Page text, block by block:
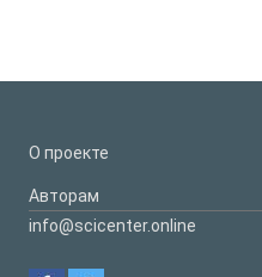
О проекте
Авторам
info@scicenter.online